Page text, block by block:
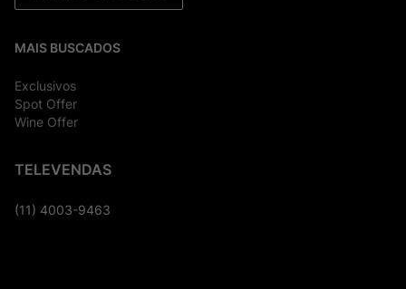
MAIS BUSCADOS
Exclusivos
Spot Offer
Wine Offer
TELEVENDAS
(11) 4003-9463